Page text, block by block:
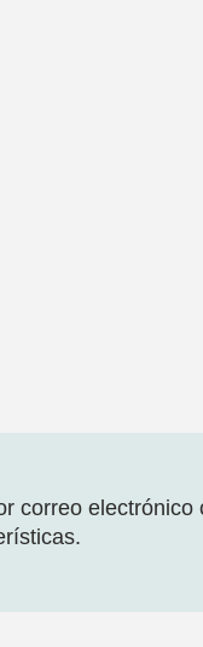
correo electrónico